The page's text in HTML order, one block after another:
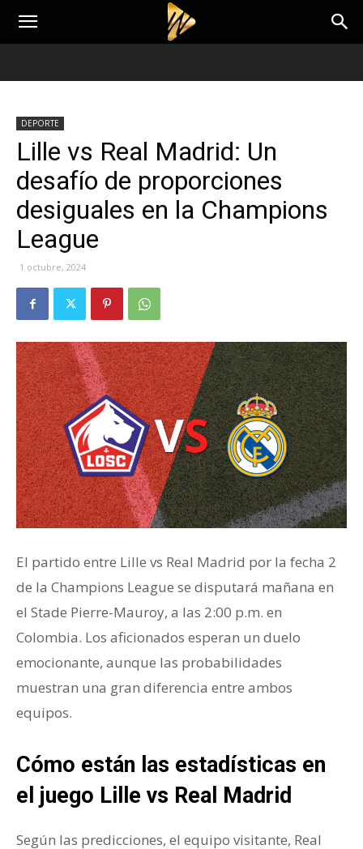
DEPORTE
Lille vs Real Madrid: Un
desafío de proporciones
desiguales en la Champions
League
1 octubre, 2024
El partido entre Lille vs Real Madrid por la fecha 2
de la Champions League se disputará mañana en
el Stade Pierre-Mauroy, a las 2:00 p.m. en
Colombia. Los aficionados esperan un duelo
emocionante, aunque las probabilidades
muestran una gran diferencia entre ambos
equipos.
Cómo están las estadísticas en
el juego Lille vs Real Madrid
Según las predicciones, el equipo visitante, Real